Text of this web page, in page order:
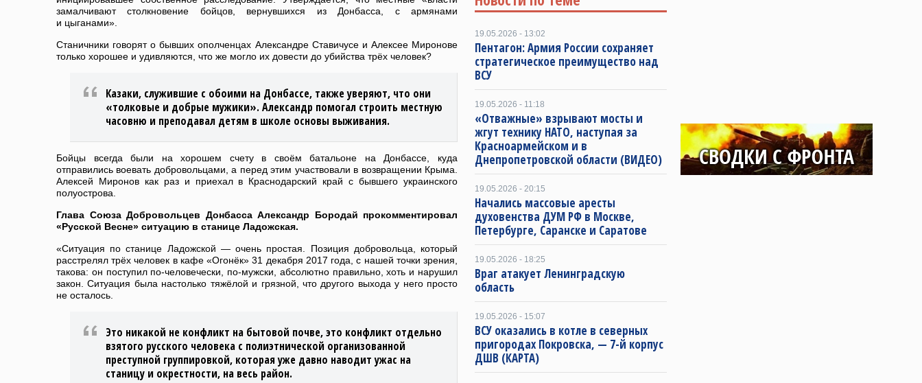
замалчивают столкновение бойцов, вернувшихся из Донбасса, с армянами
и цыганами».
Станичники говорят о бывших ополченцах Александре Ставичусе и Алексее Миронове
только хорошее и удивляются, что же могло их довести до убийства трёх человек?
Казаки, служившие с обоими на Донбассе, также уверяют, что они
«толковые и добрые мужики». Александр помогал строить местную
часовню и преподавал детям в школе основы выживания.
Бойцы всегда были на хорошем счету в своём батальоне на Донбассе, куда
отправились воевать добровольцами, а перед этим участвовали в возвращении Крыма.
Алексей Миронов как раз и приехал в Краснодарский край с бывшего украинского
полуострова.
Глава Союза Добровольцев Донбасса Александр Бородай прокомментировал
«Русской Весне» ситуацию в станице Ладожская.
«Ситуация по станице Ладожской — очень простая. Позиция добровольца, который
расстрелял трёх человек в кафе «Огонёк» 31 декабря 2017 года, с нашей точки зрения,
такова: он поступил по-человечески, по-мужски, абсолютно правильно, хоть и нарушил
закон. Ситуация была настолько тяжёлой и грязной, что другого выхода у него просто
не осталось.
Это никакой не конфликт на бытовой почве, это конфликт отдельно
взятого русского человека с полиэтнической организованной
преступной группировкой, которая уже давно наводит ужас на
станицу и окрестности, на весь район.
19.05.2026 - 13:02
Пентагон: Армия России сохраняет
стратегическое преимущество над
ВСУ
19.05.2026 - 11:18
«Отважные» взрывают мосты и
жгут технику НАТО, наступая за
Красноармейском и в
Днепропетровской области (ВИДЕО)
19.05.2026 - 20:15
Начались массовые аресты
духовенства ДУМ РФ в Москве,
Петербурге, Саранске и Саратове
19.05.2026 - 18:25
Враг атакует Ленинградскую
область
19.05.2026 - 15:07
ВСУ оказались в котле в северных
пригородах Покровска, — 7-й корпус
ДШВ (КАРТА)